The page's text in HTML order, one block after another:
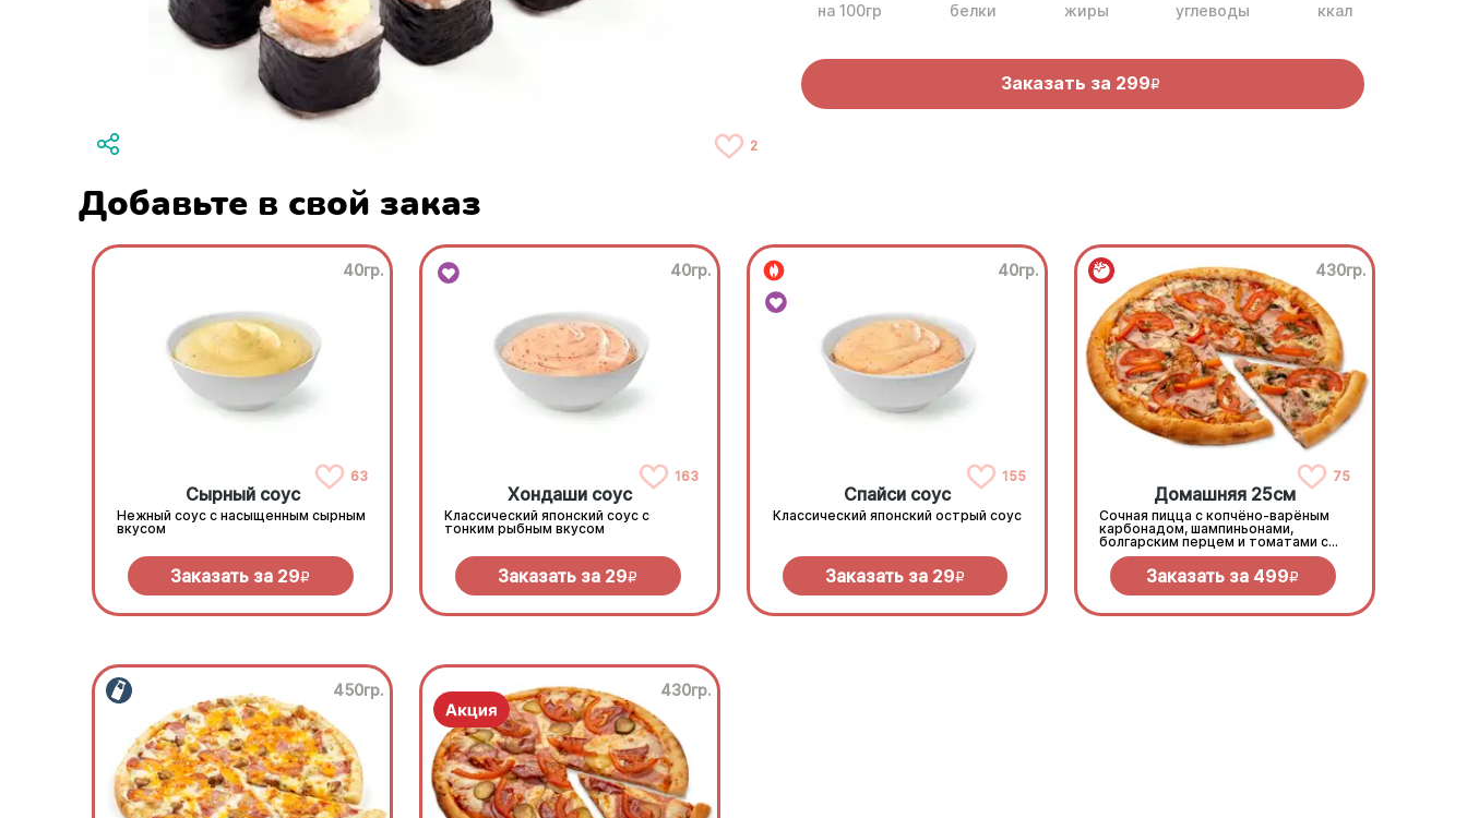
2
на 100гр белки жиры углеводы ккал
Заказать за 299R
Добавьте в свой заказ
40гр.
63
Сырный соус
Нежный соус с насыщенным сырным
вкусом
Заказать за 29R
40гр.
163
Хондаши соус
Классический японский соус с
тонким рыбным вкусом
Заказать за 29R
40гр.
155
Спайси соус
Классический японский острый соус
Заказать за 29R
430гр.
75
Домашняя 25см
Сочная пицца с копчёно-варёным
карбонадом, шампиньонами,
болгарским перцем и томатами с
зеленью под моцареллой
Заказать за 499R
450гр. 430гр.